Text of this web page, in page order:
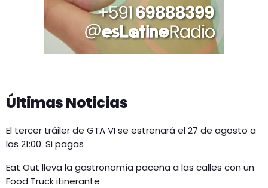
Últimas Noticias
El tercer tráiler de GTA VI se estrenará el 27 de agosto a
las 21:00. Si pagas
Eat Out lleva la gastronomía paceña a las calles con un
Food Truck itinerante